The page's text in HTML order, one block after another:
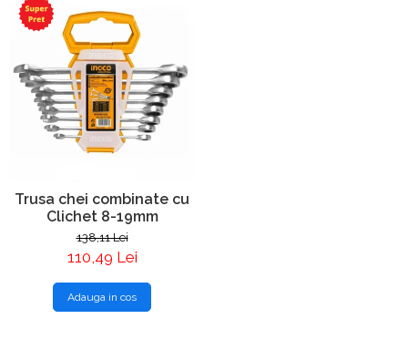
Trusa chei combinate cu
Clichet 8-19mm
138,11 Lei
110,49 Lei
Adauga in cos